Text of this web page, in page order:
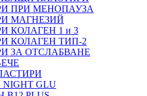
ПРИ МЕНОПАУЗА
МАГНЕЗИЙ
КОЛАГЕН 1 и 3
КОЛАГЕН ТИП-2
ЗА ОТСЛАБВАНЕ
NIGHT GLU